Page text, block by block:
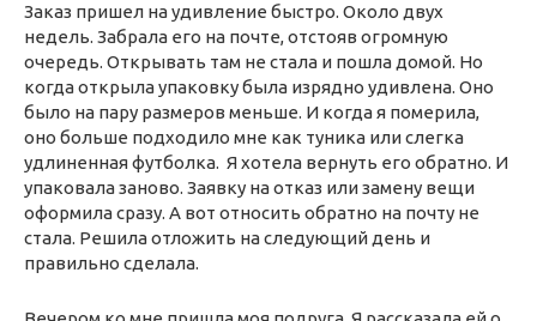
Заказ пришел на удивление быстро. Около двух
недель. Забрала его на почте, отстояв огромную
очередь. Открывать там не стала и пошла домой. Но
когда открыла упаковку была изрядно удивлена. Оно
было на пару размеров меньше. И когда я померила,
оно больше подходило мне как туника или слегка
удлиненная футболка. Я хотела вернуть его обратно. И
упаковала заново. Заявку на отказ или замену вещи
оформила сразу. А вот относить обратно на почту не
стала. Решила отложить на следующий день и
правильно сделала.